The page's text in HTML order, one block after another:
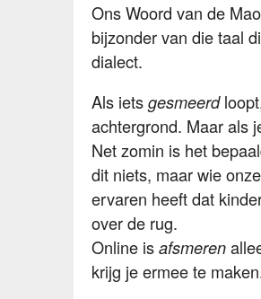
Ons Woord van de
bijzonder van die taal
dialect.
Als iets gesmeerd
achtergrond. Maar als
Net zomin is het
dit niets, maar wie
ervaren heeft dat
over de rug.
Online is afsmeren
krijg je ermee te